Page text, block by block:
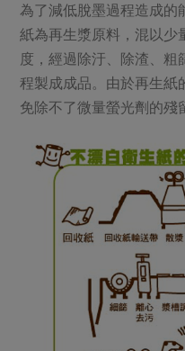
為了減低脫墨過程造成的
紙為再生漿原料，混以少
度，經過除汙、除渣、粗
程製成成品。由於再生紙
免除不了微量螢光劑的殘